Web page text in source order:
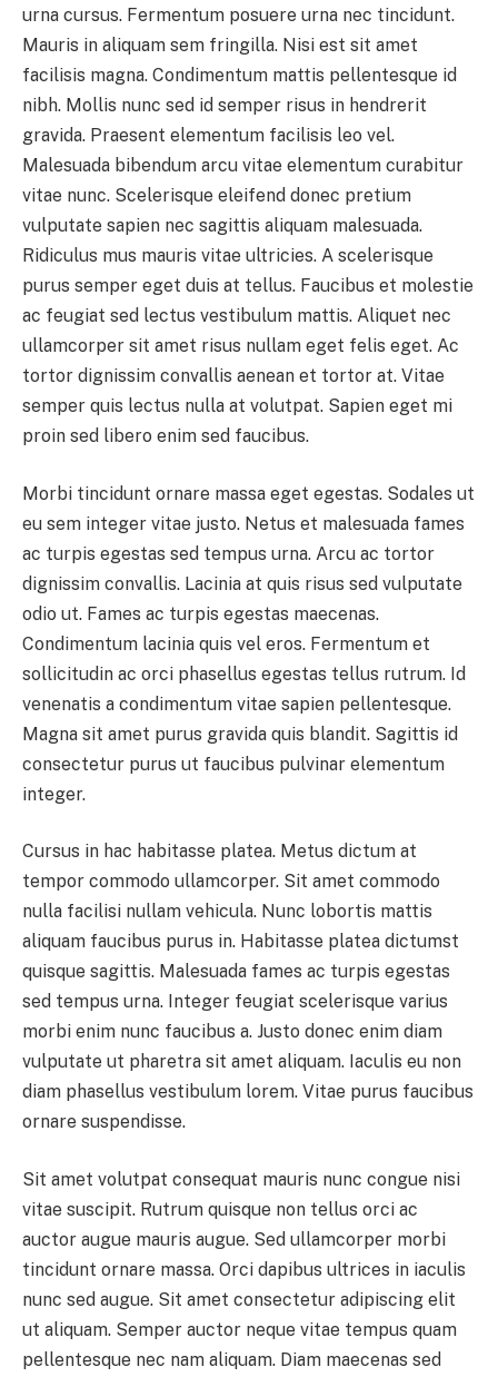
urna cursus. Fermentum posuere urna nec tincidunt.
Mauris in aliquam sem fringilla. Nisi est sit amet
facilisis magna. Condimentum mattis pellentesque id
nibh. Mollis nunc sed id semper risus in hendrerit
gravida. Praesent elementum facilisis leo vel.
Malesuada bibendum arcu vitae elementum curabitur
vitae nunc. Scelerisque eleifend donec pretium
vulputate sapien nec sagittis aliquam malesuada.
Ridiculus mus mauris vitae ultricies. A scelerisque
purus semper eget duis at tellus. Faucibus et molestie
ac feugiat sed lectus vestibulum mattis. Aliquet nec
ullamcorper sit amet risus nullam eget felis eget. Ac
tortor dignissim convallis aenean et tortor at. Vitae
semper quis lectus nulla at volutpat. Sapien eget mi
proin sed libero enim sed faucibus.
Morbi tincidunt ornare massa eget egestas. Sodales ut
eu sem integer vitae justo. Netus et malesuada fames
ac turpis egestas sed tempus urna. Arcu ac tortor
dignissim convallis. Lacinia at quis risus sed vulputate
odio ut. Fames ac turpis egestas maecenas.
Condimentum lacinia quis vel eros. Fermentum et
sollicitudin ac orci phasellus egestas tellus rutrum. Id
venenatis a condimentum vitae sapien pellentesque.
Magna sit amet purus gravida quis blandit. Sagittis id
consectetur purus ut faucibus pulvinar elementum
integer.
Cursus in hac habitasse platea. Metus dictum at
tempor commodo ullamcorper. Sit amet commodo
nulla facilisi nullam vehicula. Nunc lobortis mattis
aliquam faucibus purus in. Habitasse platea dictumst
quisque sagittis. Malesuada fames ac turpis egestas
sed tempus urna. Integer feugiat scelerisque varius
morbi enim nunc faucibus a. Justo donec enim diam
vulputate ut pharetra sit amet aliquam. Iaculis eu non
diam phasellus vestibulum lorem. Vitae purus faucibus
ornare suspendisse.
Sit amet volutpat consequat mauris nunc congue nisi
vitae suscipit. Rutrum quisque non tellus orci ac
auctor augue mauris augue. Sed ullamcorper morbi
tincidunt ornare massa. Orci dapibus ultrices in iaculis
nunc sed augue. Sit amet consectetur adipiscing elit
ut aliquam. Semper auctor neque vitae tempus quam
pellentesque nec nam aliquam. Diam maecenas sed